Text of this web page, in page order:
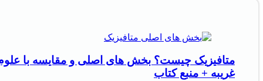
متافیزیک چیست؟ بخش های اصلی و مقایسه با
غریبه + منبع کتاب